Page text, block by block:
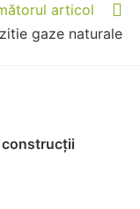
articol
gaze naturale
construcții